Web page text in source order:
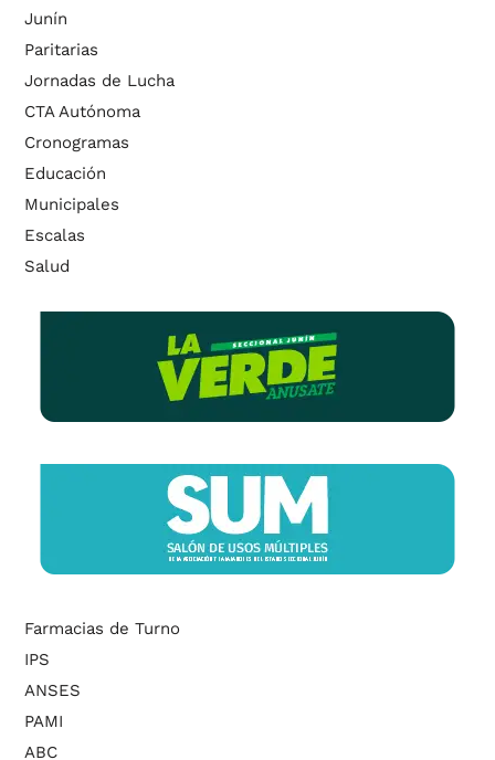
Junín
Paritarias
Jornadas de Lucha
CTA Autónoma
Cronogramas
Educación
Municipales
Escalas
Salud
Farmacias de Turno
IPS
ANSES
PAMI
ABC